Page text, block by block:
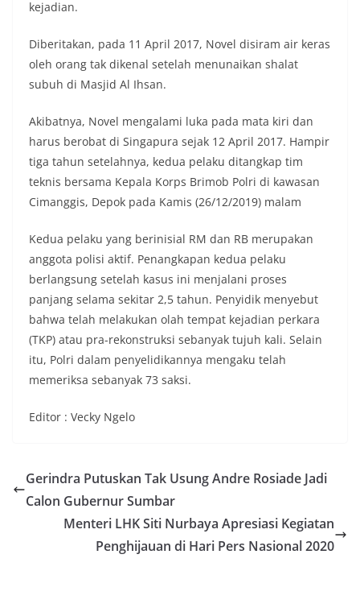
kejadian.
Diberitakan, pada 11 April 2017, Novel disiram air keras
oleh orang tak dikenal setelah menunaikan shalat
subuh di Masjid Al Ihsan.
Akibatnya, Novel mengalami luka pada mata kiri dan
harus berobat di Singapura sejak 12 April 2017. Hampir
tiga tahun setelahnya, kedua pelaku ditangkap tim
teknis bersama Kepala Korps Brimob Polri di kawasan
Cimanggis, Depok pada Kamis (26/12/2019) malam
Kedua pelaku yang berinisial RM dan RB merupakan
anggota polisi aktif. Penangkapan kedua pelaku
berlangsung setelah kasus ini menjalani proses
panjang selama sekitar 2,5 tahun. Penyidik menyebut
bahwa telah melakukan olah tempat kejadian perkara
(TKP) atau pra-rekonstruksi sebanyak tujuh kali. Selain
itu, Polri dalam penyelidikannya mengaku telah
memeriksa sebanyak 73 saksi.
Editor : Vecky Ngelo
Gerindra Putuskan Tak Usung Andre Rosiade Jadi
Calon Gubernur Sumbar
Menteri LHK Siti Nurbaya Apresiasi Kegiatan
Penghijauan di Hari Pers Nasional 2020